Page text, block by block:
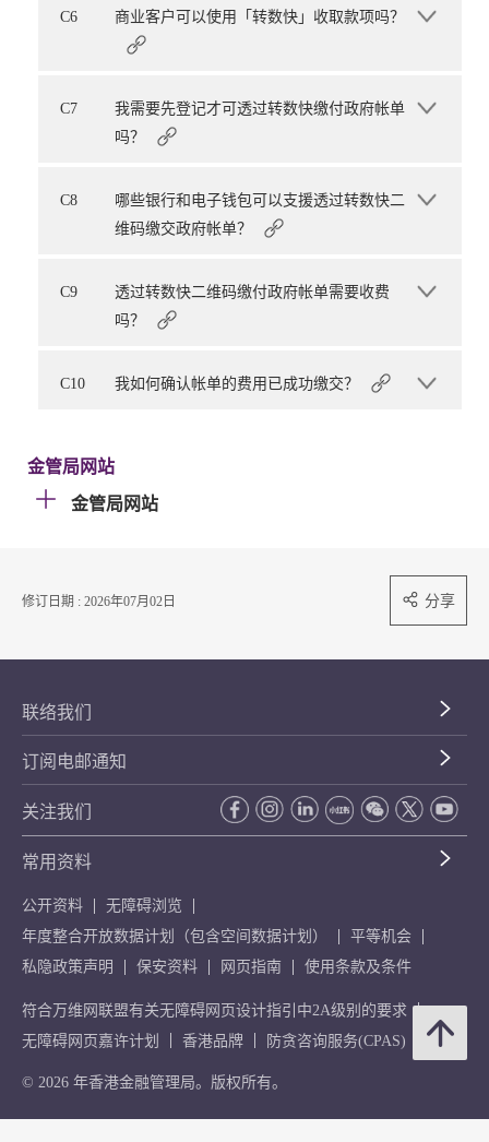
C6 商业客户可以使用「转数快」收取款项吗？
C7
我需要先登记才可透过转数快缴付政府帐单
吗？
C8
哪些银行和电子钱包可以支援透过转数快二
维码缴交政府帐单？
C9
透过转数快二维码缴付政府帐单需要收费
吗？
C10 我如何确认帐单的费用已成功缴交？
金管局网站
金管局网站
修订日期 : 2026年07月02日 分享
联络我们
订阅电邮通知
关注我们
常用资料
公开资料
无障碍浏览
年度整合开放数据计划（包含空间数据计划）
平等机会
私隐政策声明
保安资料 网页指南 使用条款及条件
符合万维网联盟有关无障碍网页设计指引中2A级别的要求
无障碍网页嘉许计划
香港品牌 防贪咨询服务(CPAS)
© 2026 年香港金融管理局。版权所有。